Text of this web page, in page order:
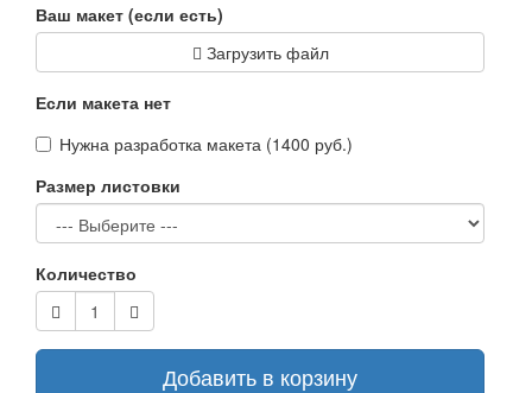
Ваш макет (если есть)
Загрузить файл
Если макета нет
Нужна разработка макета (1400 руб.)
Размер листовки
Количество
Добавить в корзину